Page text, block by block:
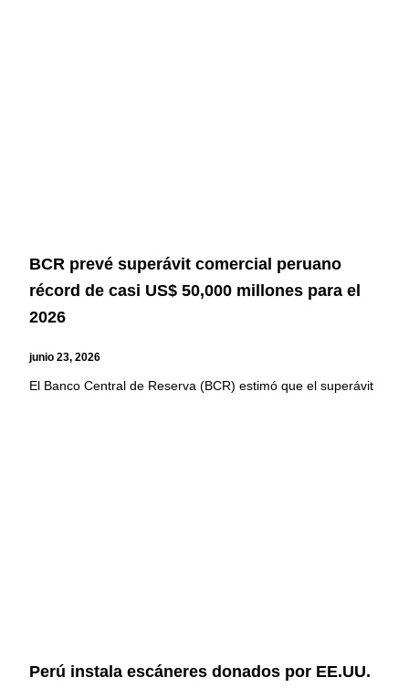
BCR prevé superávit comercial peruano
récord de casi US$ 50,000 millones para el
2026
junio 23, 2026
El Banco Central de Reserva (BCR) estimó que el superávit
Perú instala escáneres donados por EE.UU.